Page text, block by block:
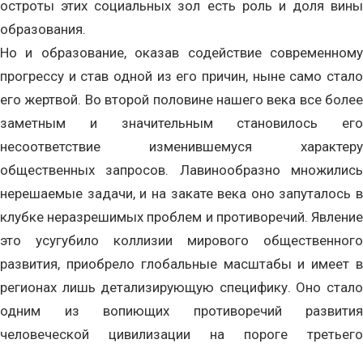
остроты этих социальных зол есть роль и доля вины
образования.
Но и образование, оказав содействие современному
прогрессу и став одной из его причин, ныне само стало
его жертвой. Во второй половине нашего века все более
заметным и значительным становилось его
несоответствие изменившемуся характеру
общественных запросов. Лавинообразно множились
нерешаемые задачи, и на закате века оно запуталось в
клубке неразрешимых проблем и противоречий. Явление
это усугубило коллизии мирового общественного
развития, приобрело глобальные масштабы и имеет в
регионах лишь детализирующую специфику. Оно стало
одним из вопиющих противоречий развития
человеческой цивилизации на пороге третьего